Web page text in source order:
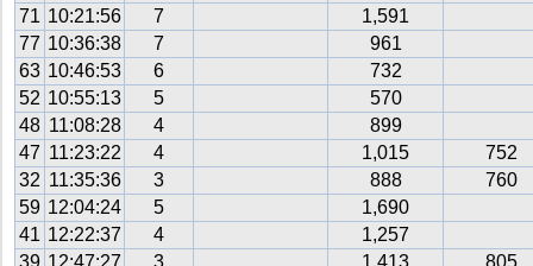
71 10:21:56 7
1,591
77 10:36:38 7
961
63 10:46:53 6
732
52 10:55:13 5
570
48 11:08:28 4
899
47 11:23:22 4 1,015
752
32 11:35:36 3 888
760
59 12:04:24 5
1,690
41 12:22:37 4
1,257
39 12:47:27 3 1,413
805